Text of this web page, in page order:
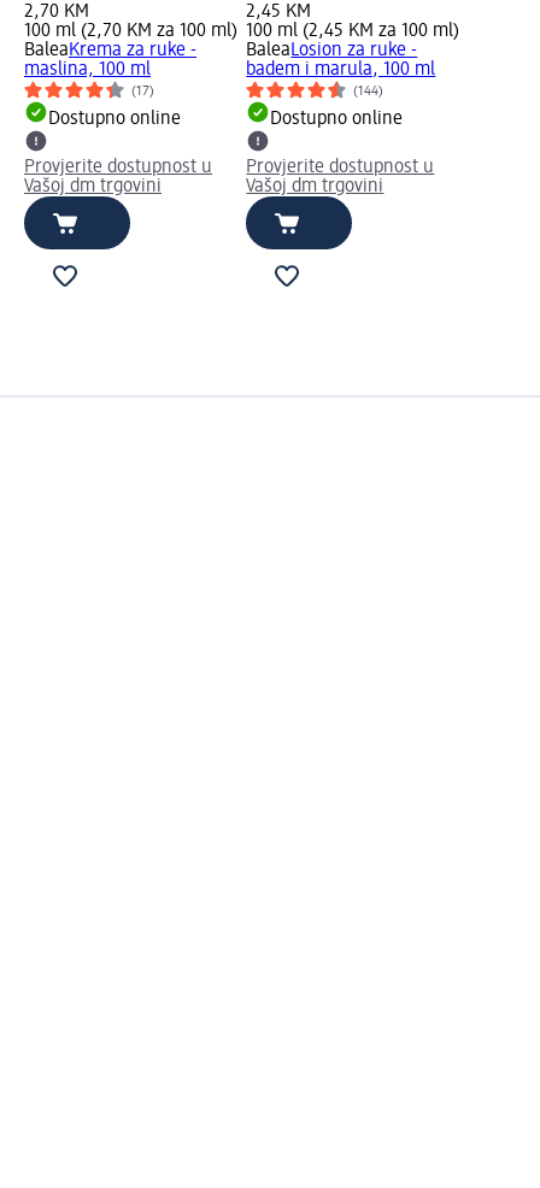
2,70 KM
100 ml (2,70 KM za 100 ml)
BaleaKrema za ruke -
maslina, 100 ml
(17)
Dostupno online
Provjerite dostupnost u
Vašoj dm trgovini
2,45 KM
100 ml (2,45 KM za 100 ml)
BaleaLosion za ruke -
badem i marula, 100 ml
(144)
Dostupno online
Provjerite dostupnost u
Vašoj dm trgovini